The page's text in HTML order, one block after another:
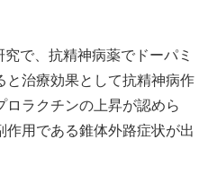
で、抗精神病薬でドーパミ
と治療効果として抗精神病作
ロラクチンの上昇が認めら
用である錐体外路症状が出